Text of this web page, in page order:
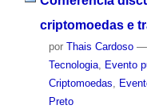
criptomoedas e
por Thais Cardoso —
Tecnologia, Evento
Criptomoedas,
Preto